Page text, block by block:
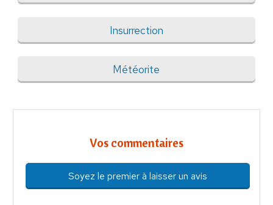
Insurrection
Météorite
Vos commentaires
Soyez le premier à laisser un avis